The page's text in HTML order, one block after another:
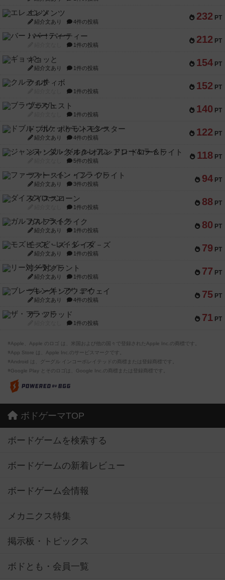
232 PT
エレメンツ
紹介文あり 4件の投稿
212 PT
バー！パーティー
1件の投稿
154 PT
ギョッと
紹介文あり 1件の投稿
152 PT
クルティボ
1件の投稿
140 PT
ブラヴェスト
1件の投稿
122 PT
ドブル：ポケットモンスター
紹介文あり 4件の投稿
118 PT
ジャンヌ・ダルク-オルレアン ドロー＆ライト
5件の投稿
94 PT
ファースト・イン・フライト
紹介文あり 3件の投稿
88 PT
ダイススローン
1件の投稿
80 PT
ガルフストライク
紹介文あり 1件の投稿
79 PT
モズビ－ズ・レイダ－ズ
紹介文あり 1件の投稿
77 PT
リー対グラント
紹介文あり 1件の投稿
75 PT
ブレーキング・アウェイ
紹介文あり 4件の投稿
71 PT
ザ・フラッド
1件の投稿
※Apple、Apple のロゴ は、米国および他の国々で登録されたApple Inc.の商標です。
※App Store は、Apple Inc.のサービスマークです。
※Android は、グーグル インコーポレイテッドの商標または登録商標です。
※Google Play とそのロゴは、Google Inc.の商標または登録商標です。
ボドゲーマTOP
ボードゲームを検索する
ボードゲームの新着レビュー
ボードゲーム会情報
メカニクス特集
掲示板・トピックス
ボドとも・会員一覧